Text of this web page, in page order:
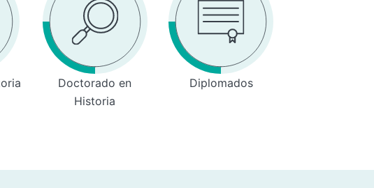
Doctorado en
Historia
Diplomados